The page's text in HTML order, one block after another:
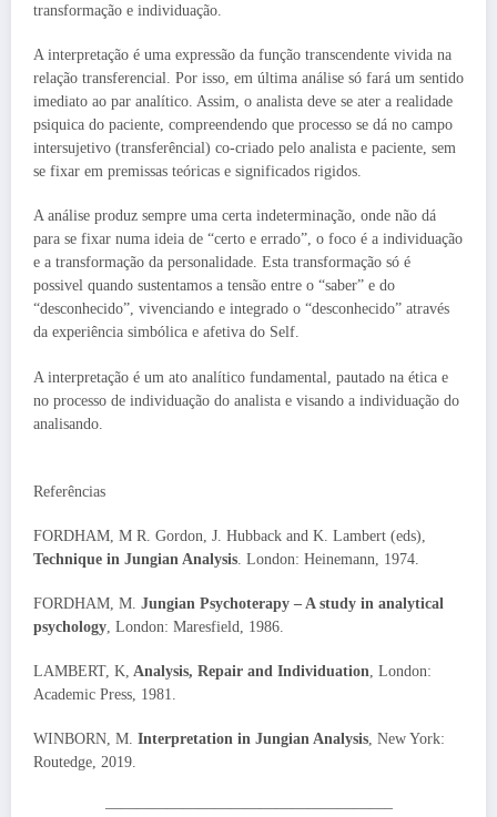
transformação e individuação.
A interpretação é uma expressão da função transcendente vivida na
relação transferencial. Por isso, em última análise só fará um sentido
imediato ao par analítico. Assim, o analista deve se ater a realidade
psiquica do paciente, compreendendo que processo se dá no campo
intersujetivo (transferêncial) co-criado pelo analista e paciente, sem
se fixar em premissas teóricas e significados rigidos.
A análise produz sempre uma certa indeterminação, onde não dá
para se fixar numa ideia de “certo e errado”, o foco é a individuação
e a transformação da personalidade. Esta transformação só é
possivel quando sustentamos a tensão entre o “saber” e do
“desconhecido”, vivenciando e integrado o “desconhecido” através
da experiência simbólica e afetiva do Self.
A interpretação é um ato analítico fundamental, pautado na ética e
no processo de individuação do analista e visando a individuação do
analisando.
Referências
FORDHAM, M R. Gordon, J. Hubback and K. Lambert (eds),
Technique in Jungian Analysis . London: Heinemann, 1974.
FORDHAM, M. Jungian Psychoterapy – A study in analytical
psychology, London: Maresfield, 1986.
LAMBERT, K, Analysis, Repair and Individuation, London:
Academic Press, 1981.
WINBORN, M. Interpretation in Jungian Analysis, New York:
Routedge, 2019.
——————————————————–